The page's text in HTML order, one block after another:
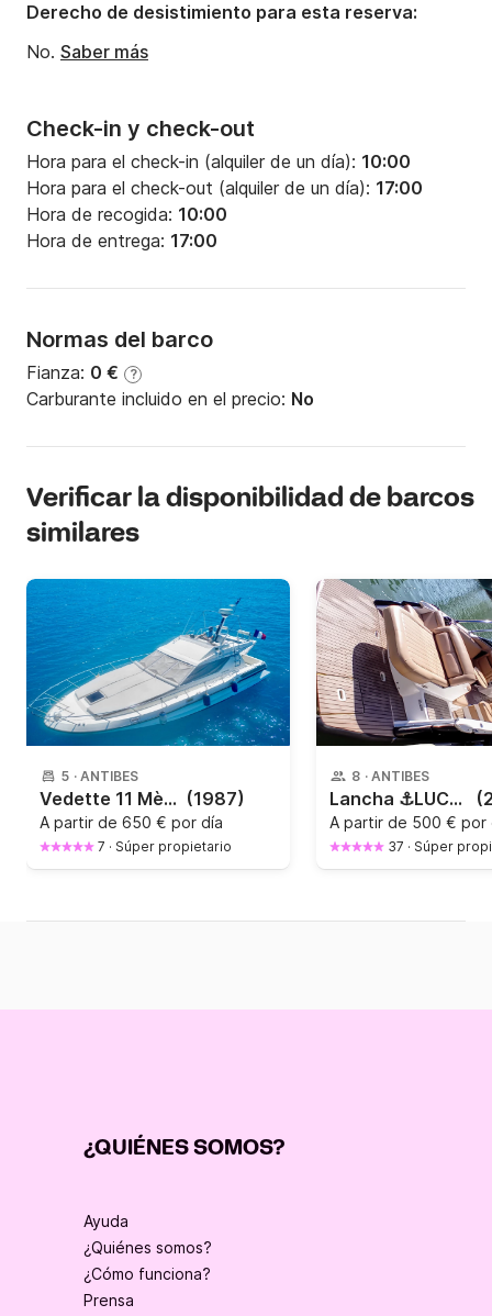
Check-in y check-out
Hora para el check-in (alquiler de un día): 10:00
Hora para el check-out (alquiler de un día): 17:00
Hora de recogida: 10:00
Hora de entrega: 17:00
Normas del barco
Fianza: 0 € ?
Carburante incluido en el precio: No
Derecho de desistimiento para esta reserva:
No. Saber más
Verificar la disponibilidad de barcos
similares
5 · ANTIBES
Vedette 11 Mètres (1987)
A partir de 650 € por día
7 · Súper propietario
8 · ANTIBES
Lancha ⚓️LUCKY BOAT CANNES⚓️ LUXE 2025 320CV
A partir de 500 € por
37 · Súper
¿QUIÉNES SOMOS?
Ayuda
¿Quiénes somos?
¿Cómo funciona?
Prensa